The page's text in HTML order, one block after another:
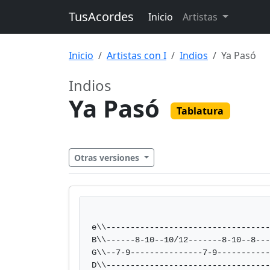
TusAcordes Inicio Artistas
Inicio Artistas con I Indios Ya Pasó
Indios
Ya Pasó Tablatura
Otras versiones
B\\------8-10--10/12-------8-10--
G\\--7-9---------------7-